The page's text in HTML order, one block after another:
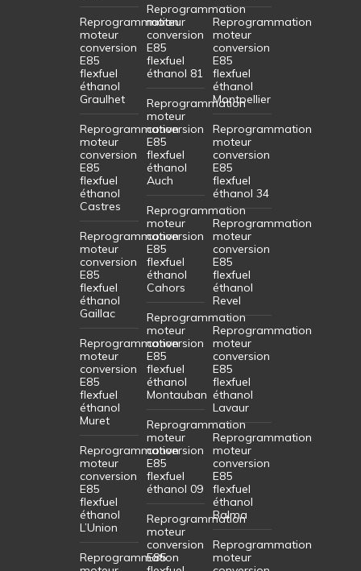
Reprogrammation
moteur
conversion
E85
flexfuel
éthanol
Graulhet
Reprogrammation
moteur
conversion
E85
flexfuel
éthanol
Castres
Reprogrammation
moteur
conversion
E85
flexfuel
éthanol
Gaillac
Reprogrammation
moteur
conversion
E85
flexfuel
éthanol
Muret
Reprogrammation
moteur
conversion
E85
flexfuel
éthanol
L’Union
Reprogrammation
Reprogrammation
moteur
conversion
E85
flexfuel
éthanol 81
Reprogrammation
moteur
conversion
E85
flexfuel
éthanol
Auch
Reprogrammation
moteur
conversion
E85
flexfuel
éthanol
Cahors
Reprogrammation
moteur
conversion
E85
flexfuel
éthanol
Montauban
Reprogrammation
moteur
conversion
E85
flexfuel
éthanol 09
Reprogrammation
moteur
conversion
E85
Reprogrammation
moteur
conversion
E85
flexfuel
éthanol
Montpellier
Reprogrammation
moteur
conversion
E85
flexfuel
éthanol 34
Reprogrammation
moteur
conversion
E85
flexfuel
éthanol
Revel
Reprogrammation
moteur
conversion
E85
flexfuel
éthanol
Lavaur
Reprogrammation
moteur
conversion
E85
flexfuel
éthanol
Balma
Reprogrammation
moteur